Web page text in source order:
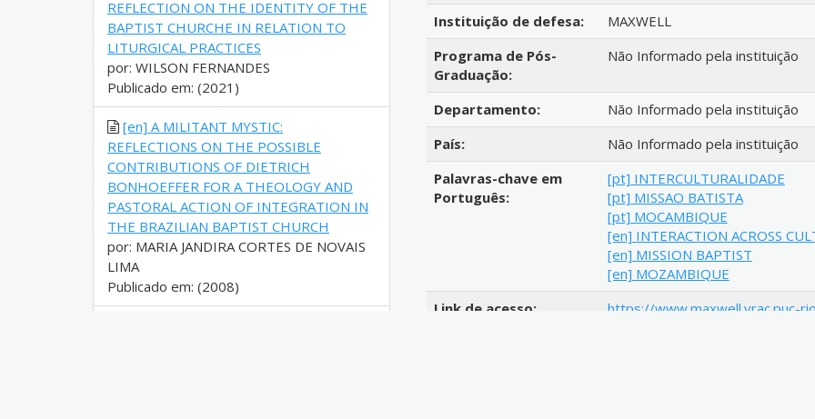
Instituição de defesa:
MAXWELL
Programa de Pós-
Graduação:
Não Informado pela instituição
Departamento:
Não Informado pela instituição
País:
Não Informado pela instituição
Palavras-chave em
Português:
[pt] INTERCULTURALIDADE
[pt] MISSAO BATISTA
[pt] MOCAMBIQUE
[en] INTERACTION ACROSS
[en] MISSION BAPTIST
[en] MOZAMBIQUE
Link de acesso:
https://www.maxwell.vrac.puc-
REFLECTION ON THE IDENTITY OF THE
BAPTIST CHURCHE IN RELATION TO
LITURGICAL PRACTICES
por: WILSON FERNANDES
Publicado em: (2021)
[en] A MILITANT MYSTIC:
REFLECTIONS ON THE POSSIBLE
CONTRIBUTIONS OF DIETRICH
BONHOEFFER FOR A THEOLOGY AND
PASTORAL ACTION OF INTEGRATION IN
THE BRAZILIAN BAPTIST CHURCH
por: MARIA JANDIRA CORTES DE NOVAIS
LIMA
Publicado em: (2008)